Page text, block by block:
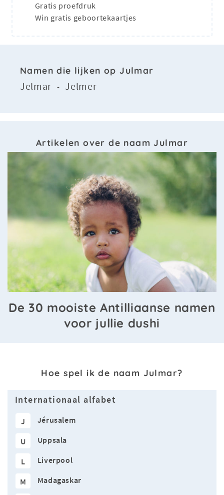
Gratis proefdruk
Win gratis geboortekaartjes
Namen die lijken op Julmar
Jelmar - Jelmer
Artikelen over de naam Julmar
De 30 mooiste Antilliaanse namen
voor jullie dushi
Hoe spel ik de naam Julmar?
Internationaal alfabet
J Jérusalem
U Uppsala
L Liverpool
M Madagaskar